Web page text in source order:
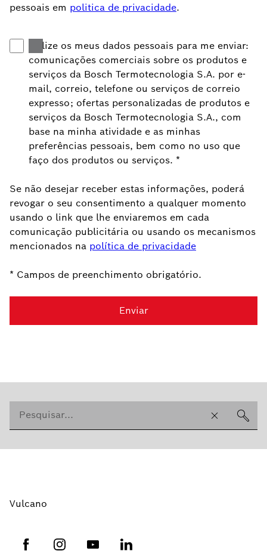
pessoais em politica de privacidade.
Utilize os meus dados pessoais para me enviar:
comunicações comerciais sobre os produtos e
serviços da Bosch Termotecnologia S.A. por e-
mail, correio, telefone ou serviços de correio
expresso; ofertas personalizadas de produtos e
serviços da Bosch Termotecnologia S.A., com
base na minha atividade e as minhas
preferências pessoais, bem como no uso que
faço dos produtos ou serviços. *
Se não desejar receber estas informações, poderá
revogar o seu consentimento a qualquer momento
usando o link que lhe enviaremos em cada
comunicação publicitária ou usando os mecanismos
mencionados na política de privacidade
* Campos de preenchimento obrigatório.
Enviar
Vulcano